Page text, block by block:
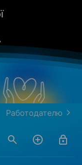
Работодателю